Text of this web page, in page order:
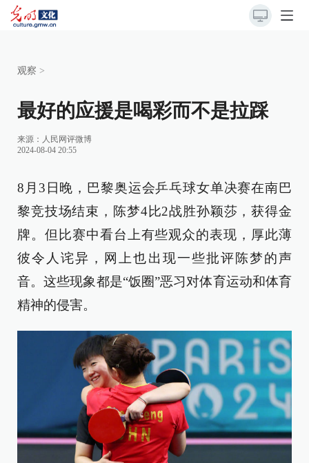
观察 >
最好的应援是喝彩而不是拉踩
来源： 人民网评微博
2024-08-04 20:55
8月3日晚，巴黎奥运会乒乓球女单决赛在南巴
黎竞技场结束，陈梦4比2战胜孙颖莎，获得金
牌。但比赛中看台上有些观众的表现，厚此薄
彼令人诧异，网上也出现一些批评陈梦的声
音。这些现象都是“饭圈”恶习对体育运动和体育
精神的侵害。